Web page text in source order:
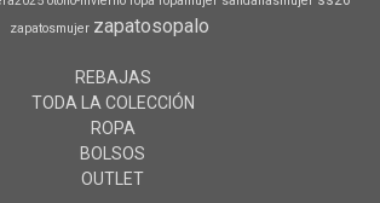
zapatosmujer zapatosopalo
REBAJAS
TODA LA COLECCIÓN
ROPA
BOLSOS
OUTLET